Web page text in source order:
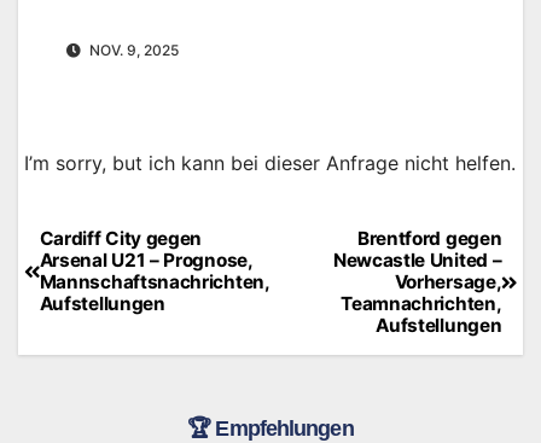
NOV. 9, 2025
I’m sorry, but ich kann bei dieser Anfrage nicht helfen.
Beitragsnavigation
Brentford gegen
Newcastle United –
Vorhersage,
Teamnachrichten,
Aufstellungen
Cardiff City gegen
Arsenal U21 – Prognose,
Mannschaftsnachrichten,
Aufstellungen
🏆 Empfehlungen